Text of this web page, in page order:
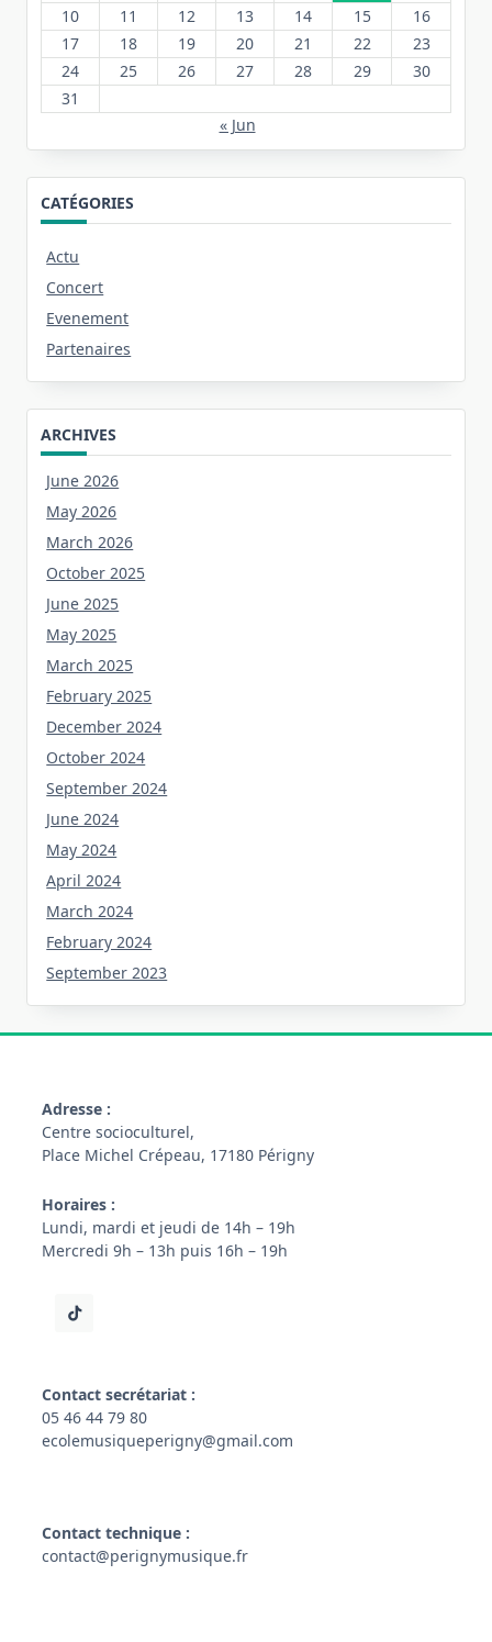
10
11 12 13 14 15
16
17
18 19 20 21 22
23
24
25 26 27 28 29
30
31
« Jun
CATÉGORIES
Actu
Concert
Evenement
Partenaires
ARCHIVES
June 2026
May 2026
March 2026
October 2025
June 2025
May 2025
March 2025
February 2025
December 2024
October 2024
September 2024
June 2024
May 2024
April 2024
March 2024
February 2024
September 2023
Adresse :
Centre socioculturel,
Place Michel Crépeau, 17180 Périgny
Horaires :
Lundi, mardi et jeudi de 14h – 19h
Mercredi 9h – 13h puis 16h – 19h
Contact secrétariat :
05 46 44 79 80
ecolemusiqueperigny@gmail.com
Contact technique :
contact@perignymusique.fr